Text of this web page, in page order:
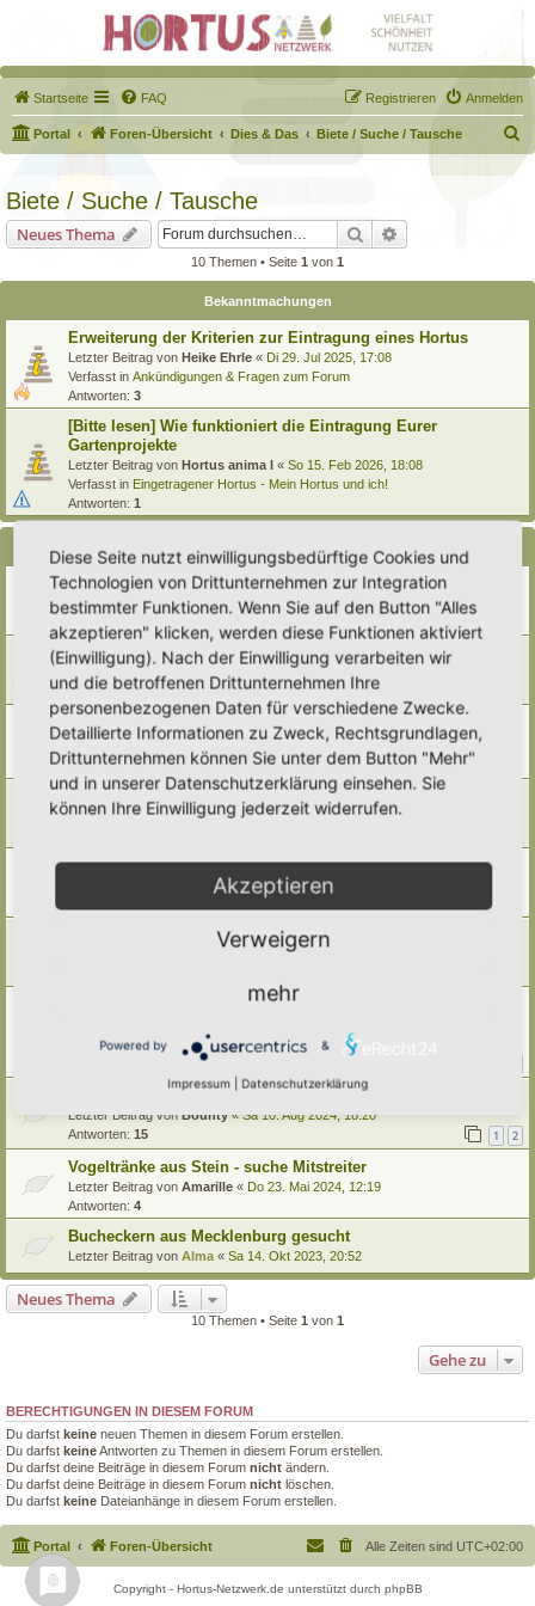
Startseite FAQ Anmelden
Registrieren
Portal Foren-Übersicht Dies & Das Biete / Suche / Tausche
u
Biete / Suche / Tausche
Neues Thema Suche
10 Themen • Seite 1 von 1
Bekanntmachungen
Erweiterung der Kriterien zur Eintragung eines Hortus
Letzter Beitrag von Heike Ehrle « Di 29. Jul 2025, 17:08
Verfasst in Ankündigungen & Fragen zum Forum
Antworten: 3
[Bitte lesen] Wie funktioniert die Eintragung Eurer
Gartenprojekte
Letzter Beitrag von Hortus anima l « So 15. Feb 2026, 18:08
Verfasst in Eingetragener Hortus - Mein Hortus und ich!
Antworten: 1
Garten mieten / kaufen + Mitmach-Projekte
Letzter Beitrag vonAnn1981 «Fr 20. Feb 2026, 10:05
Antworten:
Himbeerstecklinge
Letzter Beitrag von GrizzlyimGarten « Fr 6. Feb 2026, 21:40
Antworten:1
Zuviel Kompost- zuviel Humus? Humus- Kompost-
Tauschthread
Letzter Beitrag vonSimbienchen« Mo 8. Dez 2025, 19:06
Letzter Beitrag vonAnn1981 «Mo 17. Nov 2025, 20:26
Weiße Waldhyazinthe
Ann1981«Mi 6. Aug 2025, 14:10
Süßkirschzweige zum Okulieren gesucht
Do 3. Jul 2025, 08:25
Suche eine kleinbleibende Weide, die maximal 3 Meter hoch
Letzter Beitrag von Vollblut-Hortusianer «Fr 23. Mai 2025, 20:29
Teilen & Tauschen
Letzter Beitrag von Bounty « Sa 10. Aug 2024, 18:20
Antworten: 15 1 2
Vogeltränke aus Stein - suche Mitstreiter
Letzter Beitrag von Amarille « Do 23. Mai 2024, 12:19
Antworten: 4
Bucheckern aus Mecklenburg gesucht
Letzter Beitrag von Alma « Sa 14. Okt 2023, 20:52
Neues Thema
10 Themen • Seite 1 von 1
Gehe zu
BERECHTIGUNGEN IN DIESEM FORUM
Du darfst keine neuen Themen in diesem Forum erstellen.
Du darfst keineAntworten zu Themen in diesem Forum erstellen.
Du darfst deine Beiträge in diesem Forum nicht ändern.
Du darfst deine Beiträge in diesem Forum nicht löschen.
Du darfst keine Dateianhänge in diesem Forum erstellen.
Portal Foren-Übersicht Alle Zeiten sind UTC+02:00
Copyright - Hortus-Netzwerk.de unterstützt durch phpBB
Diese Seite nutzt einwilligungsbedürftige Cookies und
Technologien von Drittunternehmen zur Integration
bestimmter Funktionen. Wenn Sie auf den Button "Alles
akzeptieren" klicken, werden diese Funktionen aktiviert
(Einwilligung). Nach der Einwilligung verarbeiten wir
und die betroffenen Drittunternehmen Ihre
personenbezogenen Daten für verschiedene Zwecke.
Detaillierte Informationen zu Zweck, Rechtsgrundlagen,
Drittunternehmen können Sie unter dem Button "Mehr"
und in unserer Datenschutzerklärung einsehen. Sie
können Ihre Einwilligung jederzeit widerrufen.
Akzeptieren
Verweigern
mehr
Powered by &
Impressum Datenschutzerklärung